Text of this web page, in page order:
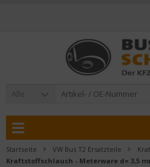
Alle
Startseite VW Bus T2 Ersatzteile
Kraftstoffschlauch - Meterware d= 3,5